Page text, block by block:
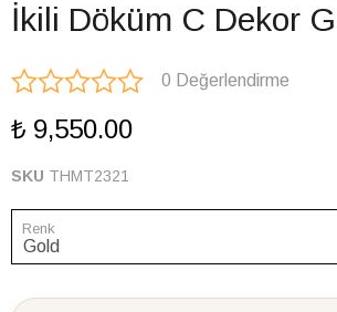
İkili Döküm C Dekor
0 Değerlendirme
₺ 9,550.00
SKU THMT2321
Renk